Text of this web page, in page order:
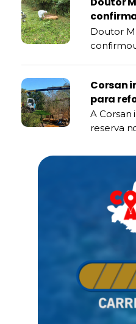
Doutor
Corsan
para
A
reserva